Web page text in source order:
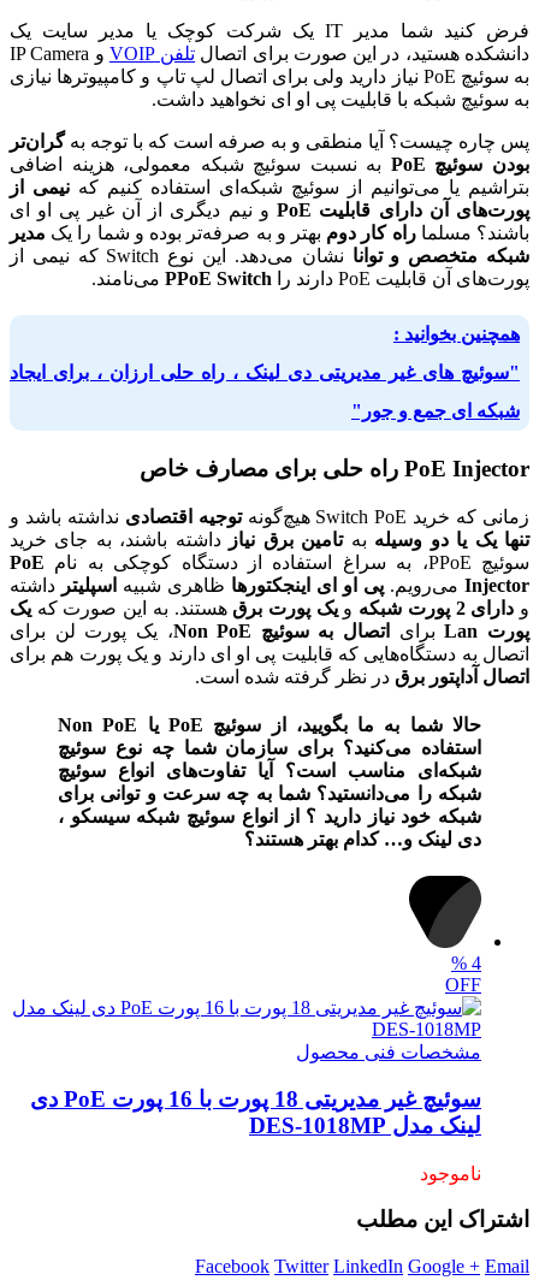
فرض کنید شما مدیر IT یک شرکت کوچک یا مدیر سایت یک
دانشکده هستید، در این صورت برای اتصال تلفن VOIP
و IP Camera
به سوئیچ PoE نیاز دارید ولی برای اتصال لپ تاپ و کامپیوتر‌ها نیازی
به سوئیچ شبکه با قابلیت پی او ای نخواهید داشت.
پس چاره چیست؟ آیا منطقی و به صرفه است که با توجه بهگران‌تر
بودن سوئیچ PoE
به نسبت سوئیچ شبکه معمولی، هزینه اضافی
بتراشیم یا می‌توانیم از سوئیچ شبکه‌ای استفاده کنیم که نیمی از
پورت‌های آن دارای قابلیت PoE
و نیم دیگری از آن غیر پی او ای
باشند؟ مسلماراه کار دوم بهتر و به صرفه‌تر بوده و شما را یک مدیر
شبکه متخصص و توانا
نشان می‌دهد. این نوع Switch که نیمی از
پورت‌های آن قابلیت PoE دارند را
PPoE Switch می‌نامند.
همچنین بخوانید :
"سوئیچ های غیر مدیریتی دی لینک ، راه حلی ارزان ، برای ایجاد
شبکه ای جمع و جور"
PoE Injector راه حلی برای مصارف خاص
زمانی که خرید Switch PoE هیچ‌گونه توجیه اقتصادی نداشته باشد و
تنها یک یا دو وسیله بهتامین برق نیاز داشته باشند، به جای خرید
سوئیچ PPoE، به سراغ استفاده از دستگاه کوچکی به نام
PoE
Injector می‌رویم. پی او ای اینجکتور‌ها ظاهری شبیه اسپلیتر داشته
و دارای 2 پورت شبکه ویک پورت برق هستند. به این صورت که یک
پورت Lan
برای اتصال به سوئیچ Non PoE
، یک پورت لن برای
اتصال به دستگاه‌هایی که قابلیت پی او ای دارند و یک پورت هم برای
اتصال آداپتور برق در نظر گرفته شده است.
حالا شما به ما بگویید، از سوئیچ PoE یا Non PoE
استفاده می‌کنید؟ برای سازمان شما چه نوع سوئیچ
شبکه‌ای مناسب است؟ آیا تفاوت‌های انواع سوئیچ
شبکه را می‌دانستید؟ شما به چه سرعت و توانی برای
شبکه خود نیاز دارید ؟ از انواع سوئیچ شبکه سیسکو ،
دی لینک و… کدام بهتر هستند؟
4
%
OFF
مشخصات فنی محصول
سوئیچ غیر مدیریتی 18 پورت با 16 پورت PoE دی
لینک مدل DES-1018MP
ناموجود
اشتراک این مطلب
Facebook Twitter LinkedIn Google + Email